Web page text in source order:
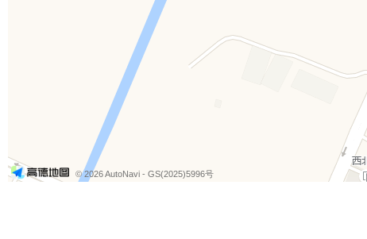
© 2026 AutoNavi - GS(2025)5996号